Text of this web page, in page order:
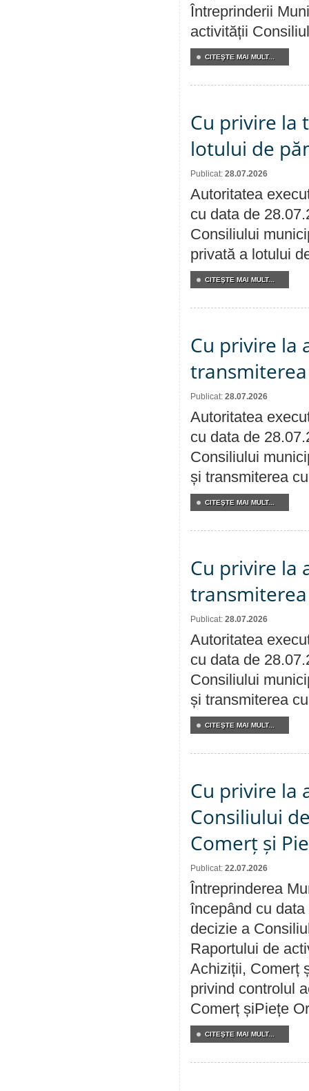
Întreprinderii
activității
CITEŞTE MAI MULT...
Cu privire la
lotului de
Publicat: 28.07.2026
Autoritatea
cu data de
Consiliului
privată a lotului
CITEŞTE MAI MULT...
Cu privire la
Publicat: 28.07.2026
Autoritatea
cu data de
Consiliului
și transmiterea
CITEŞTE MAI MULT...
Cu privire la
Publicat: 28.07.2026
Autoritatea
cu data de
Consiliului
și transmiterea
CITEŞTE MAI MULT...
Cu privire la
Consiliului
Comerț și
Publicat: 22.07.2026
Întreprinderea
începând cu
decizie a
Raportului de
Achiziții, Comerț
privind controlul
Comerț șiPiețe
CITEŞTE MAI MULT...